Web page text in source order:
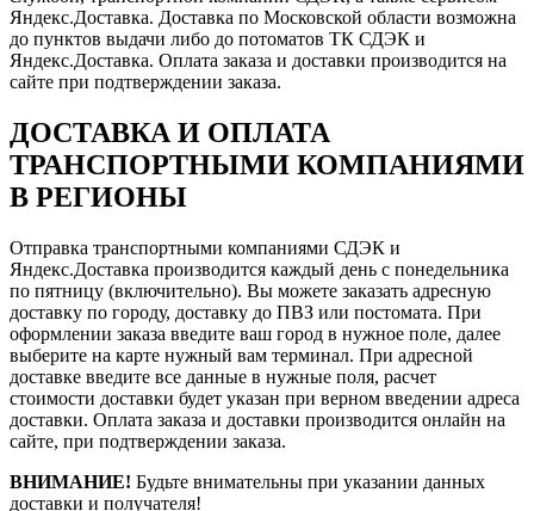
Яндекс.Доставка. Доставка по Московской области возможна
до пунктов выдачи либо до потоматов ТК СДЭК и
Яндекс.Доставка. Оплата заказа и доставки производится на
сайте при подтверждении заказа.
ДОСТАВКА И ОПЛАТА
ТРАНСПОРТНЫМИ КОМПАНИЯМИ
В РЕГИОНЫ
Отправка транспортными компаниями СДЭК и
Яндекс.Доставка производится каждый день с понедельника
по пятницу (включительно). Вы можете заказать адресную
доставку по городу, доставку до ПВЗ или постомата. При
оформлении заказа введите ваш город в нужное поле, далее
выберите на карте нужный вам терминал. При адресной
доставке введите все данные в нужные поля, расчет
стоимости доставки будет указан при верном введении адреса
доставки. Оплата заказа и доставки производится онлайн на
сайте, при подтверждении заказа.
ВНИМАНИЕ! Будьте внимательны при указании данных
доставки и получателя!